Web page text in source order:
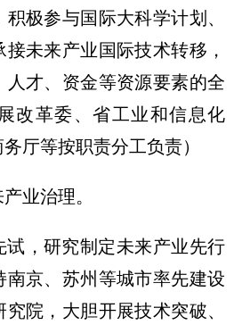
极参与国际大科学计划、
未来产业国际技术转移，
人才、资金等资源要素的全
展改革委、省工业和信息化
厅等按职责分工负责）
业治理。
试，研究制定未来产业先行
南京、苏州等城市率先建设
院，大胆开展技术突破、